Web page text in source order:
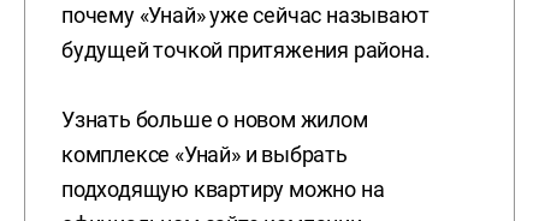
почему «Унай» уже сейчас называют
будущей точкой притяжения района.
Узнать больше о новом жилом
комплексе «Унай» и выбрать
подходящую квартиру можно на